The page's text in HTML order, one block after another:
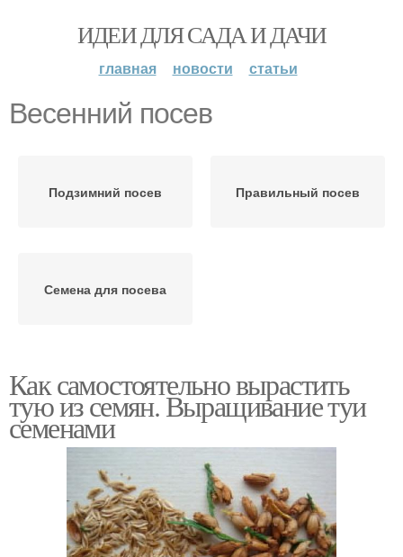
ИДЕИ ДЛЯ САДА И ДАЧИ
главная новости статьи
Весенний посев
Подзимний посев Правильный посев
Семена для посева
Как самостоятельно вырастить
тую из семян. Выращивание туи
семенами